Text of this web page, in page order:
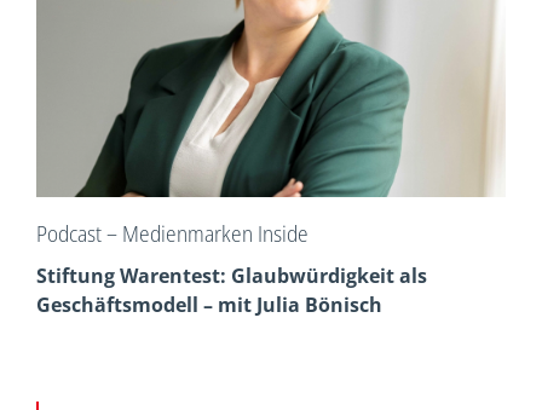
Podcast – Medienmarken Inside
Stiftung Warentest: Glaubwürdigkeit als
Geschäftsmodell – mit Julia Bönisch